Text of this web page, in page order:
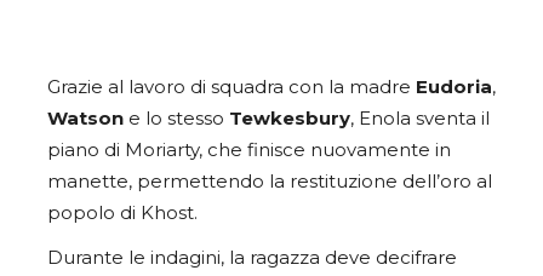
Grazie al lavoro di squadra con la madre Eudoria,
Watson e lo stesso Tewkesbury, Enola sventa il
piano di Moriarty, che finisce nuovamente in
manette, permettendo la restituzione dell’oro al
popolo di Khost.
Durante le indagini, la ragazza deve decifrare